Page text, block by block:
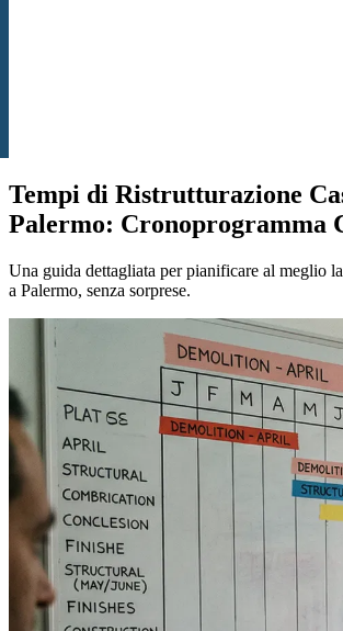
Tempi di Ristrutturazione
Palermo: Cronoprogramma
Una guida dettagliata per pianificare al meglio
a Palermo, senza sorprese.